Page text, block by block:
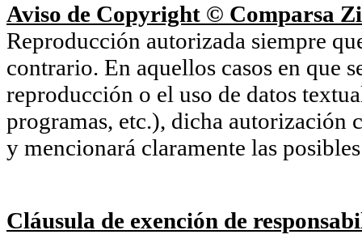
Aviso de Copyright © Comparsa
Reproducción autorizada siempre
contrario. En aquellos casos en que
reproducción o el uso de datos
programas, etc.), dicha autorización
y mencionará claramente las
Cláusula de exención de